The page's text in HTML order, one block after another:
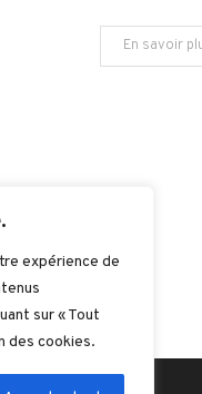
expérience de
sur « Tout
des cookies.
En savoir